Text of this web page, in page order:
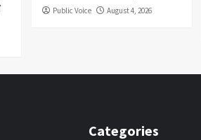
Public Voice August 4, 2026
Categories